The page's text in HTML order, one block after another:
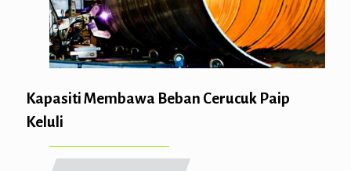
Kapasiti Membawa Beban Cerucuk Paip
Keluli